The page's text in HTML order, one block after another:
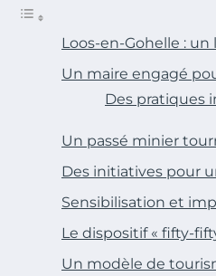
Loos-en-Gohelle :
Un maire engagé
Des pratiques
Un passé minier
Des initiatives pour
Sensibilisation et
Le dispositif « fifty-
Un modèle de